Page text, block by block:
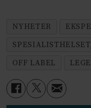
NYHETER
OFF LABEL